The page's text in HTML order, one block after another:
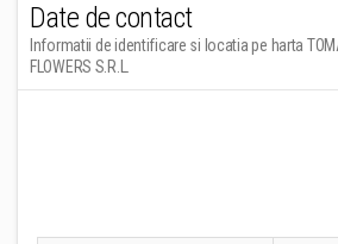
Date de contact
Informatii de identificare si locatia pe harta
FLOWERS S.R.L.